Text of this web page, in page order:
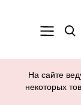
На сайте
некоторых